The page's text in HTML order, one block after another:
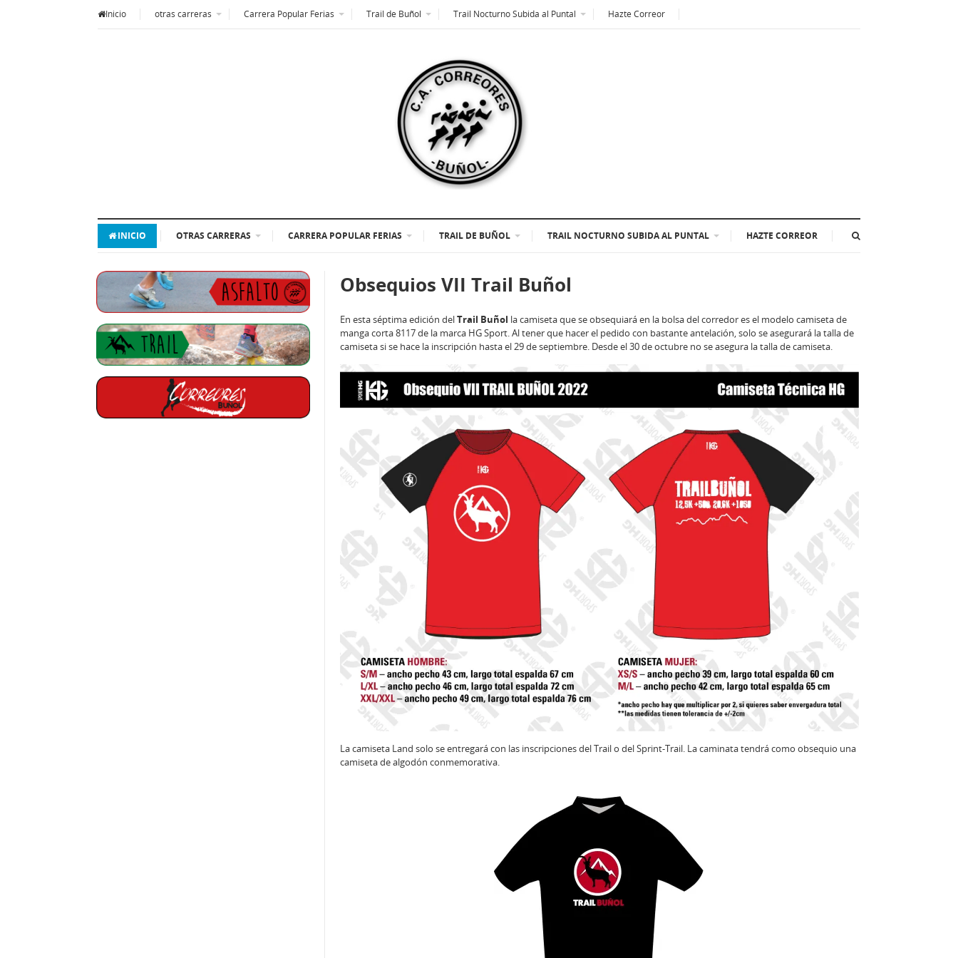
Inicio otras carreras Carrera Popular Ferias Trail de Buñol Trail Nocturno Subida al Puntal Hazte Correor
INICIO OTRAS CARRERAS CARRERA POPULAR FERIAS TRAIL DE BUÑOL TRAIL NOCTURNO SUBIDA AL PUNTAL HAZTE CORREOR
Obsequios VII Trail Buñol
En esta séptima edición delTrail Buñol la camiseta que se obsequiará en la bolsa del corredor es el modelo camiseta de
manga corta 8117 de la marca HG Sport. Al tener que hacer el pedido con bastante antelación, solo se asegurará la talla de
camiseta si se hace la inscripción hasta el 29 de septiembre. Desde el 30 de octubre no se asegura la talla de camiseta.
La camiseta Land solo se entregará con las inscripciones del Trail o del Sprint-Trail. La caminata tendrá como obsequio una
camiseta de algodón conmemorativa.